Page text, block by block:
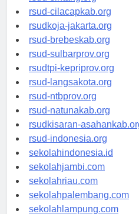
rsud-sintang.org
rsud-cilacapkab.org
rsudkoja-jakarta.org
rsud-brebeskab.org
rsud-sulbarprov.org
rsudtpi-kepriprov.org
rsud-langsakota.org
rsud-ntbprov.org
rsud-natunakab.org
rsudkisaran-asahankab.org
rsud-indonesia.org
sekolahindonesia.id
sekolahjambi.com
sekolahriau.com
sekolahpalembang.com